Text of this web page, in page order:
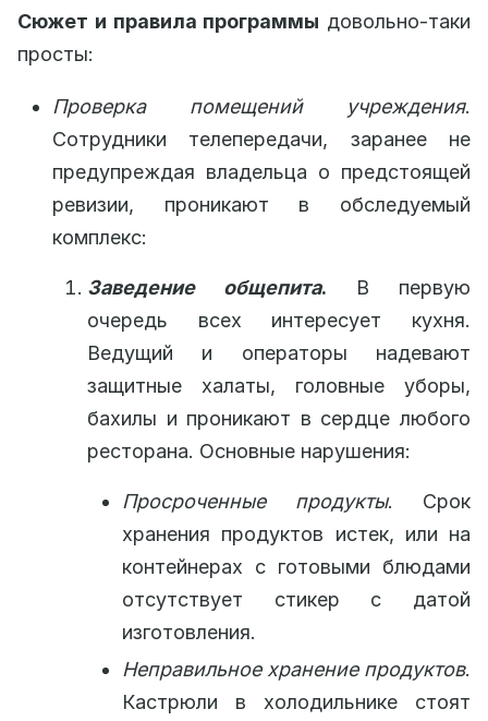
Сюжет и правила программы довольно-таки
просты:
Проверка помещений учреждения.
Сотрудники телепередачи, заранее не
предупреждая владельца о предстоящей
ревизии, проникают в обследуемый
комплекс:
Заведение общепита. В первую
очередь всех интересует кухня.
Ведущий и операторы надевают
защитные халаты, головные уборы,
бахилы и проникают в сердце любого
ресторана. Основные нарушения:
Просроченные продукты. Срок
хранения продуктов истек, или на
контейнерах с готовыми блюдами
отсутствует стикер с датой
изготовления.
Неправильное хранение продуктов.
Кастрюли в холодильнике стоят